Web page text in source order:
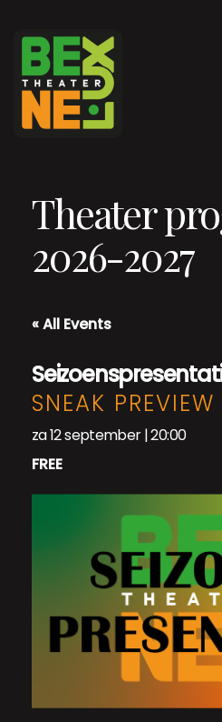
Theater
2026-2027
« All Events
SNEAK PREVIEW
za 12 september | 20:00
FREE